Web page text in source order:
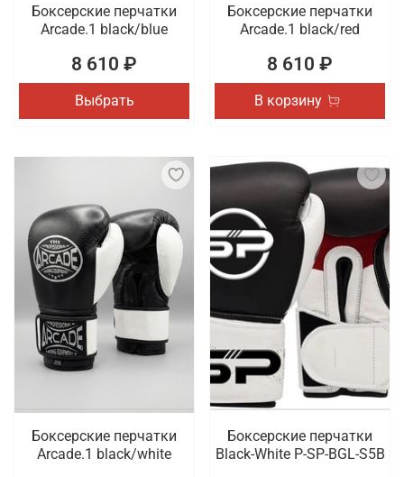
Боксерские перчатки
Arcade.1 black/blue
8 610 ₽
Выбрать
Боксерские перчатки
Arcade.1 black/red
8 610 ₽
В корзину
Боксерские перчатки
Arcade.1 black/white
Боксерские перчатки
Black-White P-SP-BGL-S5B